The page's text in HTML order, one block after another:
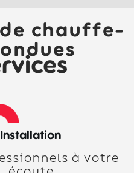
chauffe-
Installation
à votre